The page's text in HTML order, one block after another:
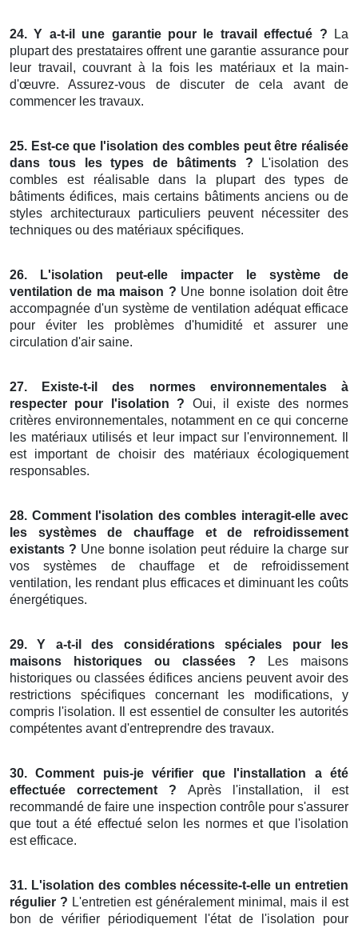
24. Y a-t-il une garantie pour le travail effectué ? La
plupart des prestataires offrent une garantie assurance pour
leur travail, couvrant à la fois les matériaux et la main-
d'œuvre. Assurez-vous de discuter de cela avant de
commencer les travaux.
25. Est-ce que l'isolation des combles peut être réalisée
dans tous les types de bâtiments ? L'isolation des
combles est réalisable dans la plupart des types de
bâtiments édifices, mais certains bâtiments anciens ou de
styles architecturaux particuliers peuvent nécessiter des
techniques ou des matériaux spécifiques.
26. L'isolation peut-elle impacter le système de
ventilation de ma maison ? Une bonne isolation doit être
accompagnée d'un système de ventilation adéquat efficace
pour éviter les problèmes d'humidité et assurer une
circulation d'air saine.
27. Existe-t-il des normes environnementales à
respecter pour l'isolation ? Oui, il existe des normes
critères environnementales, notamment en ce qui concerne
les matériaux utilisés et leur impact sur l'environnement. Il
est important de choisir des matériaux écologiquement
responsables.
28. Comment l'isolation des combles interagit-elle avec
les systèmes de chauffage et de refroidissement
existants ? Une bonne isolation peut réduire la charge sur
vos systèmes de chauffage et de refroidissement
ventilation, les rendant plus efficaces et diminuant les coûts
énergétiques.
29. Y a-t-il des considérations spéciales pour les
maisons historiques ou classées ? Les maisons
historiques ou classées édifices anciens peuvent avoir des
restrictions spécifiques concernant les modifications, y
compris l'isolation. Il est essentiel de consulter les autorités
compétentes avant d'entreprendre des travaux.
30. Comment puis-je vérifier que l'installation a été
effectuée correctement ? Après l'installation, il est
recommandé de faire une inspection contrôle pour s'assurer
que tout a été effectué selon les normes et que l'isolation
est efficace.
31. L'isolation des combles nécessite-t-elle un entretien
régulier ? L'entretien est généralement minimal, mais il est
bon de vérifier périodiquement l'état de l'isolation pour